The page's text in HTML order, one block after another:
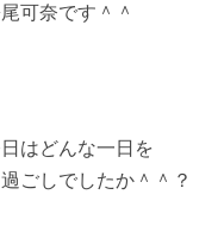
可奈です＾＾
はどんな一日を
ごしでしたか＾＾？